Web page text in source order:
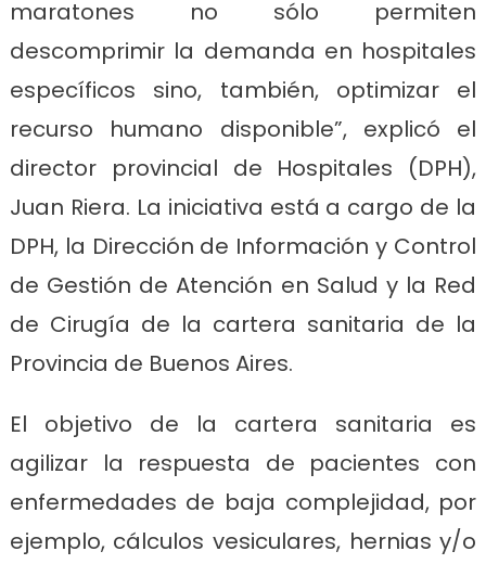
maratones no sólo permiten
descomprimir la demanda en hospitales
específicos sino, también, optimizar el
recurso humano disponible”, explicó el
director provincial de Hospitales (DPH),
Juan Riera. La iniciativa está a cargo de la
DPH, la Dirección de Información y Control
de Gestión de Atención en Salud y la Red
de Cirugía de la cartera sanitaria de la
Provincia de Buenos Aires.
El objetivo de la cartera sanitaria es
agilizar la respuesta de pacientes con
enfermedades de baja complejidad, por
ejemplo, cálculos vesiculares, hernias y/o